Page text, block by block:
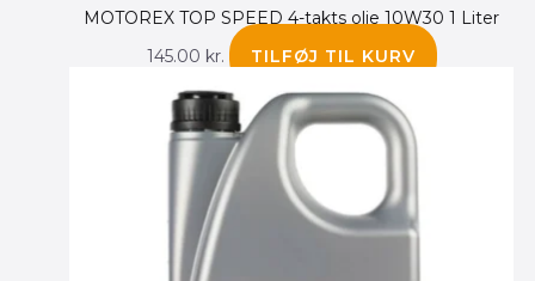
MOTOREX TOP SPEED 4-takts olie 10W30 1 Liter
145.00 kr. TILFØJ TIL KURV